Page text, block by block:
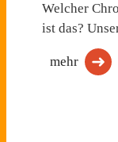
Welcher
ist das?
mehr